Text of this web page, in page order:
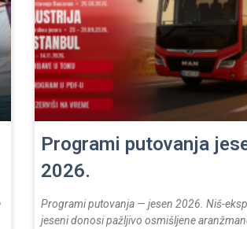
Programi putovanja
2026.
Programi putovanja — jesen 2026. Niš-
jeseni donosi pažljivo osmišljene